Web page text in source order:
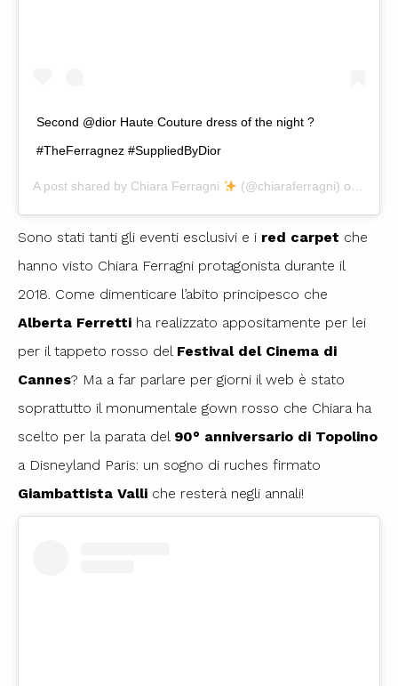
Second @dior Haute Couture dress of the night ?
#TheFerragnez #SuppliedByDior
A post shared by Chiara Ferragni (@chiaraferragni) on Sep
Sono stati tanti gli eventi esclusivi e i red carpet che
hanno visto Chiara Ferragni protagonista durante il
2018. Come dimenticare l’abito principesco che
Alberta Ferretti ha realizzato appositamente per lei
per il tappeto rosso del Festival del Cinema di
Cannes? Ma a far parlare per giorni il web è stato
soprattutto il monumentale gown rosso che Chiara ha
scelto per la parata del 90° anniversario di Topolino
a Disneyland Paris: un sogno di ruches firmato
Giambattista Valli che resterà negli annali!